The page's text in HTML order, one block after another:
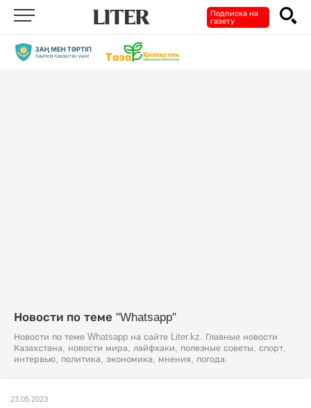
Подписка на
газету
Новости по теме "Whatsapp"
Новости по теме Whatsapp на сайте Liter.kz. Главные новости
Казахстана, новости мира, лайфхаки, полезные советы, спорт,
интервью, политика, экономика, мнения, погода.
23.05.2023